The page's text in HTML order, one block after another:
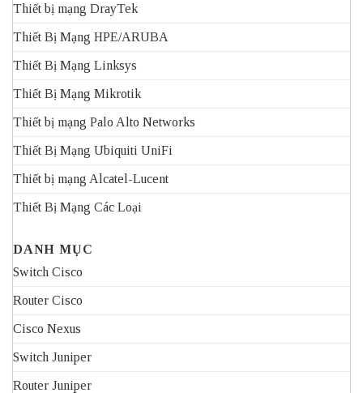
Thiết bị mạng DrayTek
Thiết Bị Mạng HPE/ARUBA
Thiết Bị Mạng Linksys
Thiết Bị Mạng Mikrotik
Thiết bị mạng Palo Alto Networks
Thiết Bị Mạng Ubiquiti UniFi
Thiết bị mạng Alcatel-Lucent
Thiết Bị Mạng Các Loại
DANH MỤC
Switch Cisco
Router Cisco
Cisco Nexus
Switch Juniper
Router Juniper